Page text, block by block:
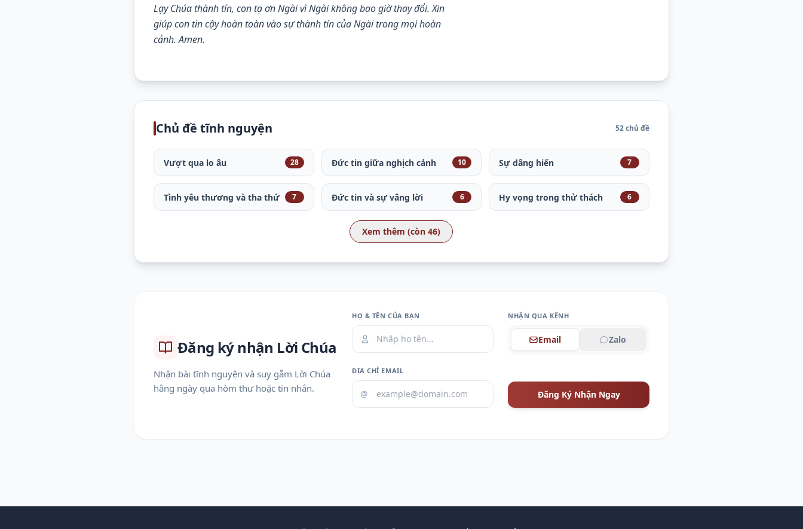
Lạy Chúa thành tín, con tạ ơn Ngài vì Ngài không bao giờ thay đổi. Xin
giúp con tin cậy hoàn toàn vào sự thành tín của Ngài trong mọi hoàn
cảnh. Amen.
Chủ đề tĩnh nguyện 52 chủ đề
Vượt qua lo âu 28 Đức tin giữa nghịch cảnh 10 Sự dâng hiến 7
Tình yêu thương và tha thứ 7 Đức tin và sự vâng lời 6 Hy vọng trong thử thách 6
Xem thêm (còn 46)
Đăng ký nhận Lời Chúa
Nhận bài tĩnh nguyện và suy gẫm Lời Chúa
hằng ngày qua hòm thư hoặc tin nhắn.
HỌ & TÊN CỦA BẠN NHẬN QUA KÊNH
Email Zalo
ĐỊA CHỈ EMAIL
@ Đăng Ký Nhận Ngay